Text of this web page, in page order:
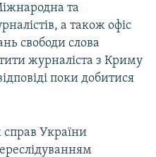
та
а також офіс
свободи слова
журналіста з Криму
поки добитися
справ України